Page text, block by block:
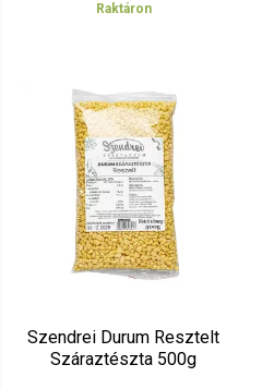
Raktáron
Szendrei Durum Resztelt
Száraztészta 500g